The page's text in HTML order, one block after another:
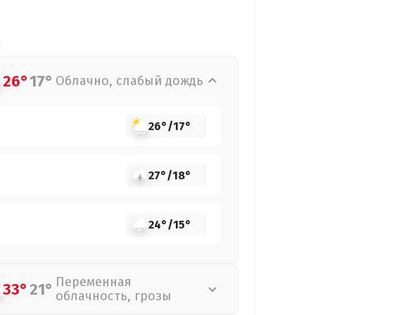
26°17° Облачно, слабый дождь
26°/17°
27°/18°
24°/15°
33°21° Переменная
облачность, грозы